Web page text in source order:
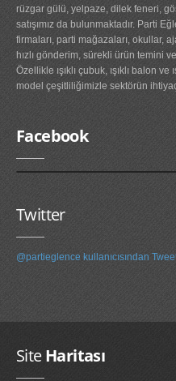
rüzgar gülü, yelpaze, dilek feneri,
satışımız da bulunmaktadır. Parti
firmaları, parti mağazaları, okullar,
hızlı gönderim, sürekli ürün temini
Özellikle ışıklı çubuk, ışıklı balon
model çeşitliliğimizle sektörün
Facebook
Twitter
@partieglence kullanıcısından
SiteHaritası